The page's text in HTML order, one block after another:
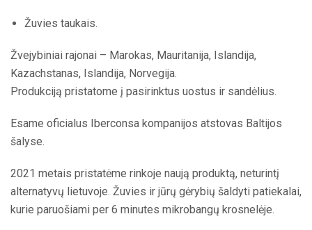
Žuvies taukais.
Žvejybiniai rajonai – Marokas, Mauritanija, Islandija,
Kazachstanas, Islandija, Norvegija.
Produkciją pristatome į pasirinktus uostus ir sandėlius.
Esame oficialus Iberconsa kompanijos atstovas Baltijos
šalyse.
2021 metais pristatėme rinkoje naują produktą, neturintį
alternatyvų lietuvoje. Žuvies ir jūrų gėrybių šaldyti patiekalai,
kurie paruošiami per 6 minutes mikrobangų krosnelėje.